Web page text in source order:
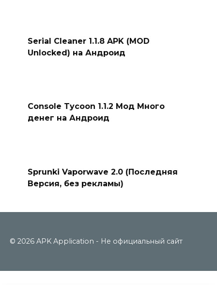
Serial Cleaner 1.1.8 APK (MOD
Unlocked) на Андроид
Console Tycoon 1.1.2 Мод Много
денег на Андроид
Sprunki Vaporwave 2.0 (Последняя
Версия, без рекламы)
© 2026 APK Application - Не официальный сайт